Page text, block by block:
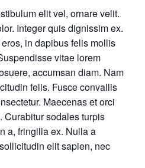
elit vel, ornare velit.
Integer quis dignissim ex.
in dapibus felis mollis
vitae lorem
accumsan diam. Nam
felis. Fusce convallis
Maecenas et orci
Curabitur sodales turpis
a, fringilla ex. Nulla a
elit sapien, nec